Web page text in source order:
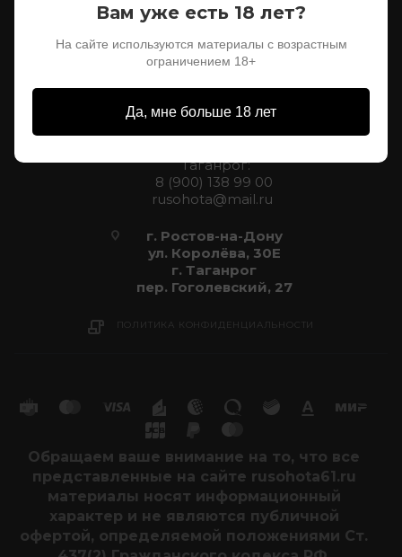
8 (961) 272-55-51
8 (961) 272 55 51
Таганрог:
8 (900) 138 99 00
rusohota@mail.ru
г. Ростов-на-Дону
ул. Королёва, 30Е
г. Таганрог
пер. Гоголевский, 27
ПОЛИТИКА КОНФИДЕНЦИАЛЬНОСТИ
Обращаем ваше внимание на то, что все
представленные на сайте rusohota61.ru
материалы носят информационный
характер и не являются публичной
офертой, определяемой положениями Ст.
Вам уже есть 18 лет?
На сайте используются материалы с возрастным
ограничением 18+
Да, мне больше 18 лет